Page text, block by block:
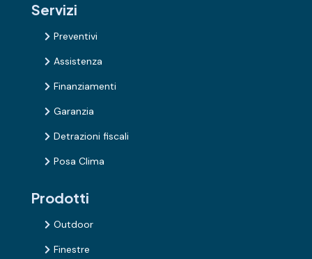
Servizi
 Preventivi
 Assistenza
 Finanziamenti
 Garanzia
 Detrazioni fiscali
 Posa Clima
Prodotti
 Outdoor
 Finestre